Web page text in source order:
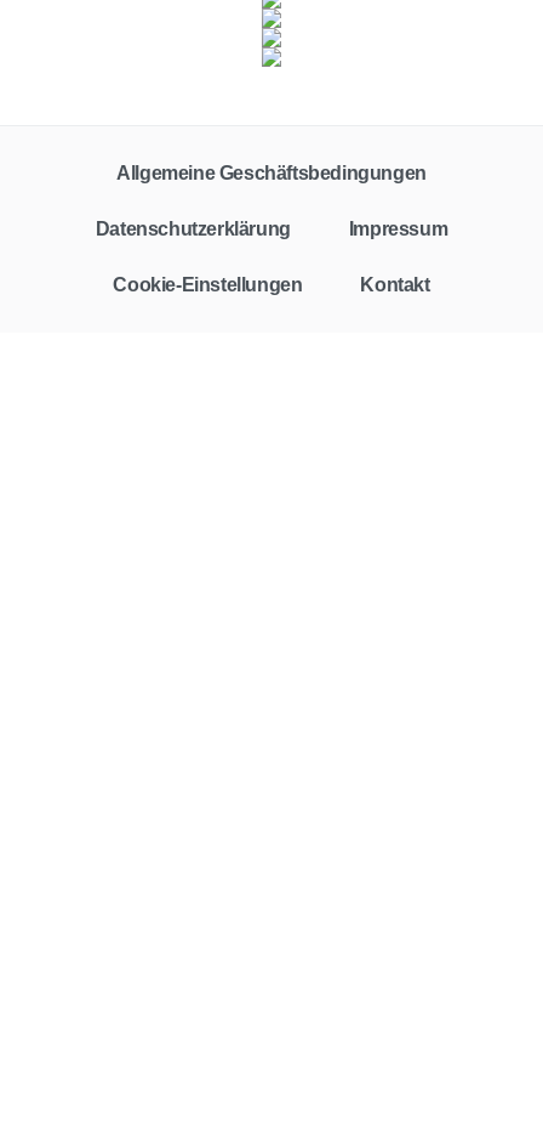
Allgemeine Geschäftsbedingungen
Datenschutzerklärung Impressum
Cookie-Einstellungen Kontakt